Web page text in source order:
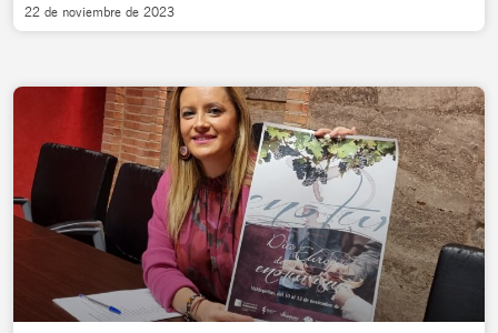
22 de noviembre de 2023